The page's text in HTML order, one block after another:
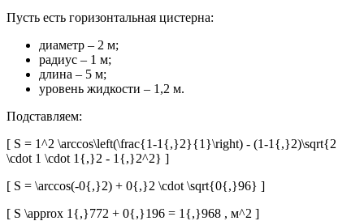
Пусть есть горизонтальная цистерна:
диаметр – 2 м;
радиус – 1 м;
длина – 5 м;
уровень жидкости – 1,2 м.
Подставляем:
[ S = 1^2 \arccos\left(\frac{1-1{,}2}{1}\right) - (1-1{,}2)\sqrt{2
\cdot 1 \cdot 1{,}2 - 1{,}2^2} ]
[ S = \arccos(-0{,}2) + 0{,}2 \cdot \sqrt{0{,}96} ]
[ S \approx 1{,}772 + 0{,}196 = 1{,}968 , м^2 ]